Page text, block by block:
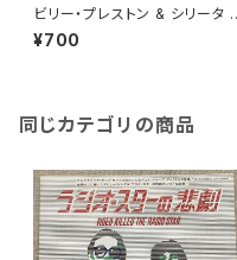
ビリー・プレストン & シリータ /
ワン・モア・タイム
¥700
同じカテゴリの商品